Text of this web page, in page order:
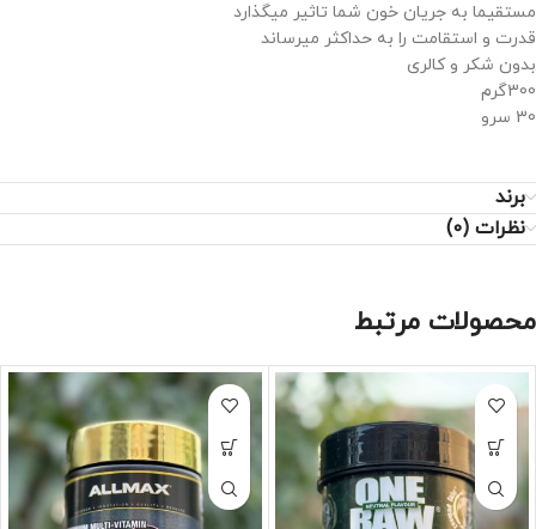
مستقیما به جریان خون شما تاثیر میگذارد
قدرت و استقامت را به حداکثر میرساند
بدون شکر و کالری
300گرم
30 سرو
برند
نظرات (0)
محصولات مرتبط